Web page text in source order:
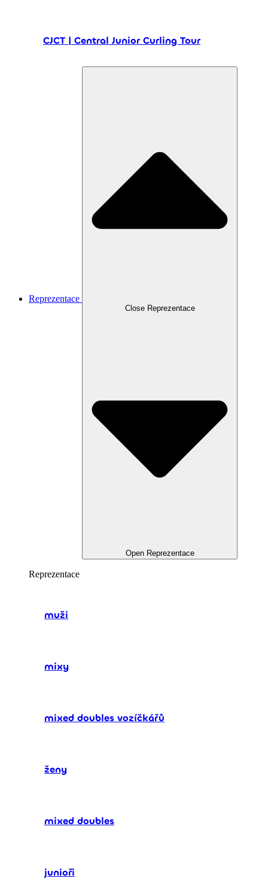
CJCT | Central Junior Curling Tour
Reprezentace
Close Reprezentace
Open Reprezentace
Reprezentace
muži
mixy
mixed doubles vozíčkářů
ženy
mixed doubles
junioři